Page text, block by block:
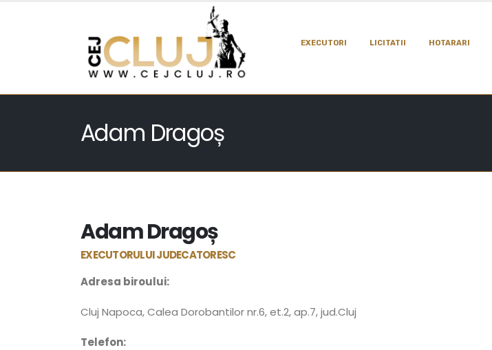
EXECUTORI LICITATII HOTARARI
Adam Dragoș
Adam Dragoș
EXECUTORULUI JUDECATORESC
Adresa biroului:
Cluj Napoca, Calea Dorobantilor nr.6, et.2, ap.7, jud.Cluj
Telefon: